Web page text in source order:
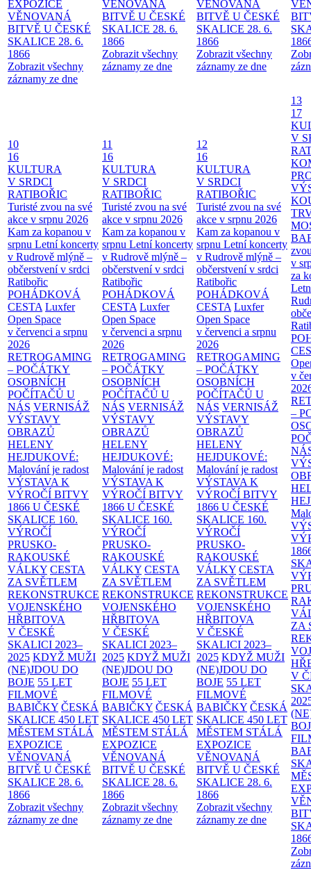
EXPOZICE
VĚNOVANÁ
BITVĚ U ČESKÉ
SKALICE 28. 6.
1866
Zobrazit všechny
záznamy ze dne
VĚNOVANÁ
BITVĚ U ČESKÉ
SKALICE 28. 6.
1866
Zobrazit všechny
záznamy ze dne
VĚNOVANÁ
BITVĚ U ČESKÉ
SKALICE 28. 6.
1866
Zobrazit všechny
záznamy ze dne
10
16
KULTURA
V SRDCI
RATIBOŘIC
Turisté zvou na své
akce v srpnu 2026
Kam za kopanou v
srpnu Letní koncerty
v Rudrově mlýně –
občerstvení v srdci
Ratibořic
POHÁDKOVÁ
CESTA Luxfer
Open Space
v červenci a srpnu
2026
RETROGAMING
– POČÁTKY
OSOBNÍCH
POČÍTAČŮ U
NÁS VERNISÁŽ
VÝSTAVY
OBRAZŮ
HELENY
HEJDUKOVÉ:
Malování je radost
VÝSTAVA K
VÝROČÍ BITVY
1866 U ČESKÉ
SKALICE 160.
VÝROČÍ
PRUSKO-
RAKOUSKÉ
VÁLKY CESTA
ZA SVĚTLEM
REKONSTRUKCE
VOJENSKÉHO
HŘBITOVA
V ČESKÉ
SKALICI 2023–
2025 KDYŽ MUŽI
(NE)JDOU DO
BOJE 55 LET
FILMOVÉ
BABIČKY ČESKÁ
SKALICE 450 LET
MĚSTEM STÁLÁ
EXPOZICE
VĚNOVANÁ
BITVĚ U ČESKÉ
SKALICE 28. 6.
1866
Zobrazit všechny
záznamy ze dne
11
16
KULTURA
V SRDCI
RATIBOŘIC
Turisté zvou na své
akce v srpnu 2026
Kam za kopanou v
srpnu Letní koncerty
v Rudrově mlýně –
občerstvení v srdci
Ratibořic
POHÁDKOVÁ
CESTA Luxfer
Open Space
v červenci a srpnu
2026
RETROGAMING
– POČÁTKY
OSOBNÍCH
POČÍTAČŮ U
NÁS VERNISÁŽ
VÝSTAVY
OBRAZŮ
HELENY
HEJDUKOVÉ:
Malování je radost
VÝSTAVA K
VÝROČÍ BITVY
1866 U ČESKÉ
SKALICE 160.
VÝROČÍ
PRUSKO-
RAKOUSKÉ
VÁLKY CESTA
ZA SVĚTLEM
REKONSTRUKCE
VOJENSKÉHO
HŘBITOVA
V ČESKÉ
SKALICI 2023–
2025 KDYŽ MUŽI
(NE)JDOU DO
BOJE 55 LET
FILMOVÉ
BABIČKY ČESKÁ
SKALICE 450 LET
MĚSTEM STÁLÁ
EXPOZICE
VĚNOVANÁ
BITVĚ U ČESKÉ
SKALICE 28. 6.
1866
Zobrazit všechny
záznamy ze dne
12
16
KULTURA
V SRDCI
RATIBOŘIC
Turisté zvou na své
akce v srpnu 2026
Kam za kopanou v
srpnu Letní koncerty
v Rudrově mlýně –
občerstvení v srdci
Ratibořic
POHÁDKOVÁ
CESTA Luxfer
Open Space
v červenci a srpnu
2026
RETROGAMING
– POČÁTKY
OSOBNÍCH
POČÍTAČŮ U
NÁS VERNISÁŽ
VÝSTAVY
OBRAZŮ
HELENY
HEJDUKOVÉ:
Malování je radost
VÝSTAVA K
VÝROČÍ BITVY
1866 U ČESKÉ
SKALICE 160.
VÝROČÍ
PRUSKO-
RAKOUSKÉ
VÁLKY CESTA
ZA SVĚTLEM
REKONSTRUKCE
VOJENSKÉHO
HŘBITOVA
V ČESKÉ
SKALICI 2023–
2025 KDYŽ MUŽI
(NE)JDOU DO
BOJE 55 LET
FILMOVÉ
BABIČKY ČESKÁ
SKALICE 450 LET
MĚSTEM STÁLÁ
EXPOZICE
VĚNOVANÁ
BITVĚ U ČESKÉ
SKALICE 28. 6.
1866
Zobrazit všechny
záznamy ze dne
13
17
V
v
za
v
–
ZA
V